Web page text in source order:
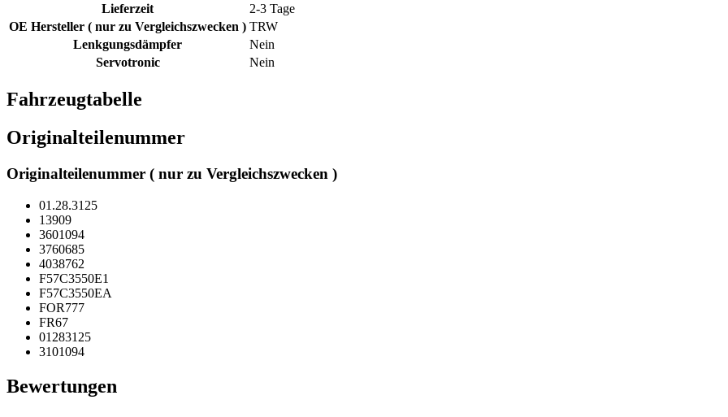
Lieferzeit
2-3 Tage
OE Hersteller ( nur zu Vergleichszwecken ) TRW
Lenkgungsdämpfer
Nein
Servotronic
Nein
Fahrzeugtabelle
Originalteilenummer
Originalteilenummer ( nur zu Vergleichszwecken )
01.28.3125
13909
3601094
3760685
4038762
F57C3550E1
F57C3550EA
FOR777
FR67
01283125
3101094
Bewertungen